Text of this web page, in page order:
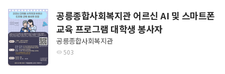
공릉종합사회복지관 어르신 AI 및 스마트폰
교육 프로그램 대학생 봉사자
공릉종합사회복지관
503